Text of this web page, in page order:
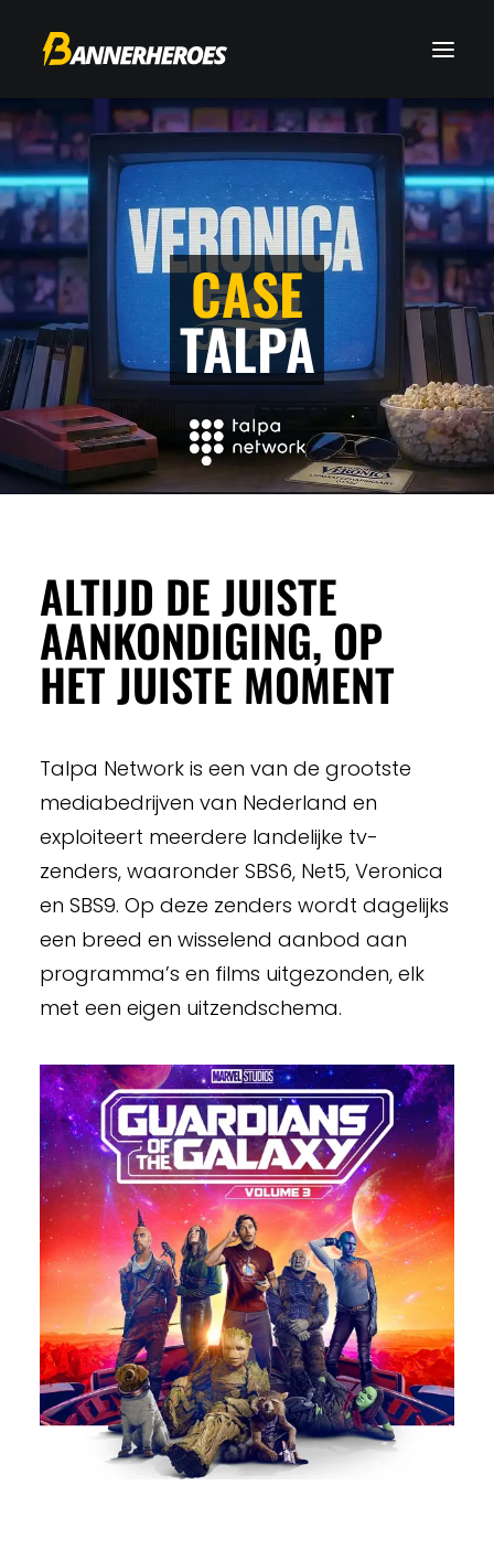
CASE
TALPA
ALTIJD DE JUISTE
AANKONDIGING, OP
HET JUISTE MOMENT
Talpa Network is een van de grootste
mediabedrijven van Nederland en
exploiteert meerdere landelijke tv-
zenders, waaronder SBS6, Net5, Veronica
en SBS9. Op deze zenders wordt dagelijks
een breed en wisselend aanbod aan
programma’s en films uitgezonden, elk
met een eigen uitzendschema.